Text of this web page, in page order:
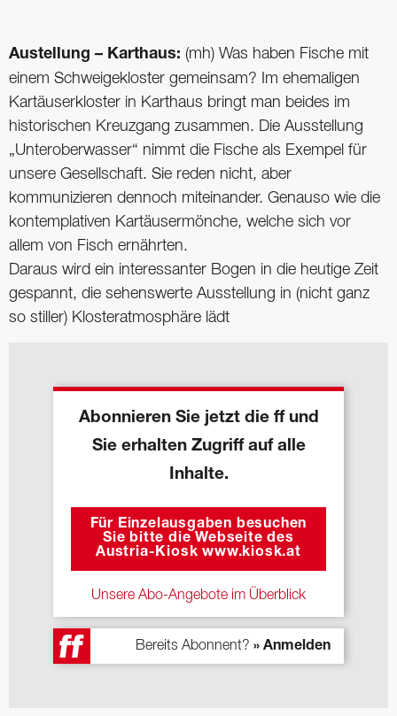
Austellung – Karthaus: (mh) Was haben Fische mit
einem Schweigekloster gemeinsam? Im ehemaligen
Kartäuserkloster in Karthaus bringt man beides im
historischen Kreuzgang zusammen. Die Ausstellung
„Unteroberwasser“ nimmt die Fische als Exempel für
unsere Gesellschaft. Sie reden nicht, aber
kommunizieren dennoch miteinander. Genauso wie die
kontemplativen Kartäusermönche, welche sich vor
allem von Fisch ernährten.
Daraus wird ein interessanter Bogen in die heutige Zeit
gespannt, die sehenswerte Ausstellung in (nicht ganz
so stiller) Klosteratmosphäre lädt
Abonnieren Sie jetzt die ff und
Sie erhalten Zugriff auf alle
Inhalte.
Für Einzelausgaben besuchen
Sie bitte die Webseite des
Austria-Kiosk www.kiosk.at
Unsere Abo-Angebote im Überblick
Bereits Abonnent? » Anmelden